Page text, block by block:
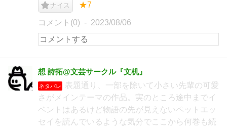
ナイス ★7
コメント(0) 2023/08/06
想 詩拓@文芸サークル『文机』
ネタバレ
表題通り、一部を除いて小さい先輩の可愛
さがメインテーマの作品。実のところ途中までイ
ベントはあるけど物語の先が見えないペットエッ
セイを読んでいるような気分でここから何巻も続